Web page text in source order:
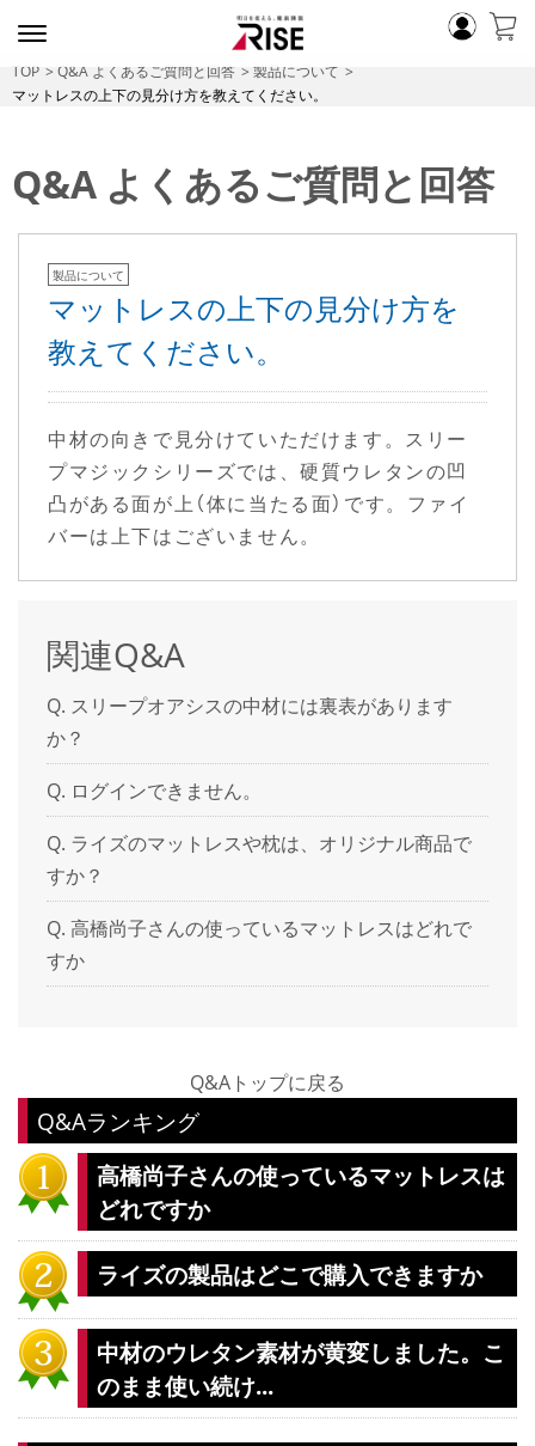
TOP Q&A よくあるご質問と回答
製品について
マットレスの上下の見分け方を教えてください。
Q&A よくあるご質問と回答
製品について
マットレスの上下の見分け方を
教えてください。
中材の向きで見分けていただけます。スリー
プマジックシリーズでは、硬質ウレタンの凹
凸がある面が上（体に当たる面）です。ファイ
バーは上下はございません。
関連Q&A
スリープオアシスの中材には裏表があります
か？
ログインできません。
ライズのマットレスや枕は、オリジナル商品で
すか？
高橋尚子さんの使っているマットレスはどれで
すか
Q&Aトップに戻る
Q&Aランキング
高橋尚子さんの使っているマットレスは
どれですか
ライズの製品はどこで購入できますか
中材のウレタン素材が黄変しました。こ
のまま使い続け...